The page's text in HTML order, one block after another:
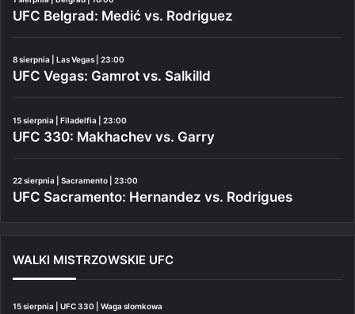
UFC Belgrad: Medić vs. Rodriguez
8 sierpnia | Las Vegas | 23:00
UFC Vegas: Gamrot vs. Salkilld
15 sierpnia | Filadelfia | 23:00
UFC 330: Makhachev vs. Garry
22 sierpnia | Sacramento | 23:00
UFC Sacramento: Hernandez vs. Rodrigues
WALKI MISTRZOWSKIE UFC
15 sierpnia | UFC 330 | Waga słomkowa